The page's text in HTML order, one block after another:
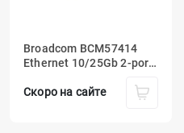
Broadcom BCM57414
Ethernet 10/25Gb 2‑port
Скоро на сайте